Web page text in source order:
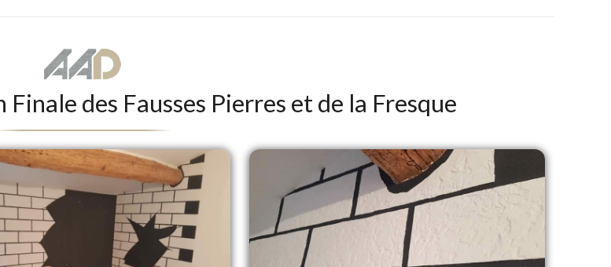
des Fausses Pierres et de la Fresque